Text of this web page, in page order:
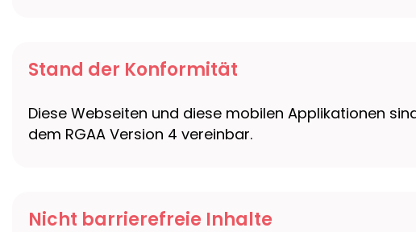
Stand der Konformität
Diese Webseiten und diese mobilen Applikationen
dem RGAA Version 4 vereinbar.
Nicht barrierefreie Inhalte